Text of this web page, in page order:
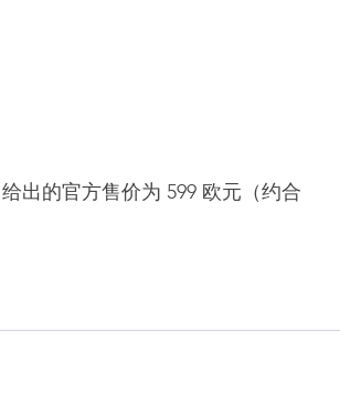
出的官方售价为 599 欧元（约合